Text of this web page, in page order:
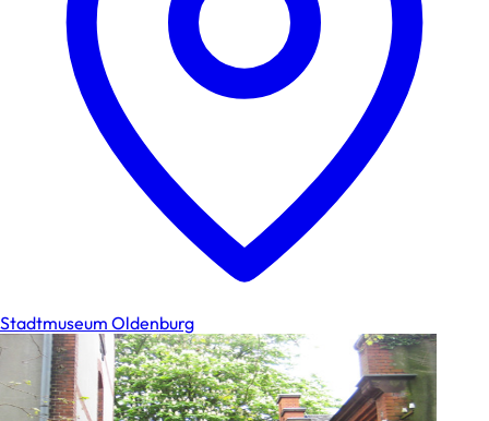
Stadtmuseum Oldenburg